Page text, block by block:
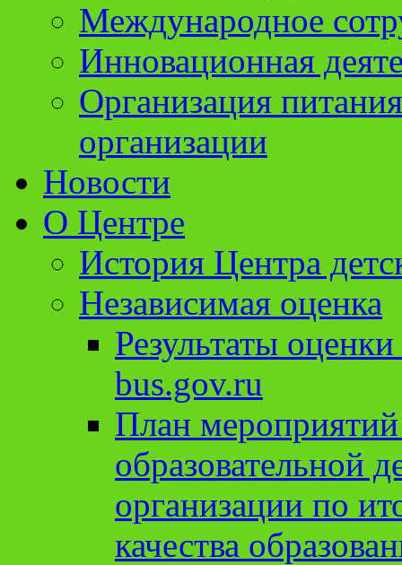
Международное
Инновационная
Организация
организации
Новости
О Центре
История Центра
Независимая оценка
Результаты
bus.gov.ru
План
образовательной
организации по
качества